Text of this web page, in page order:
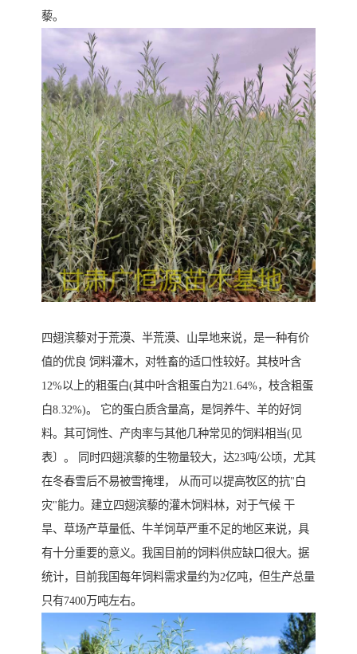
藜。
四翅滨藜对于荒漠、半荒漠、山旱地来说，是一种有价
值的优良 饲料灌木，对牲畜的适口性较好。其枝叶含
12%以上的粗蛋白(其中叶含粗蛋白为21.64%，枝含粗蛋
白8.32%)。 它的蛋白质含量高，是饲养牛、羊的好饲
料。其可饲性、产肉率与其他几种常见的饲料相当(见
表〕。 同时四翅滨藜的生物量较大，达23吨/公顷，尤其
在冬春雪后不易被雪掩埋， 从而可以提高牧区的抗"白
灾"能力。建立四翅滨藜的灌木饲料林，对于气候 干
旱、草场产草量低、牛羊饲草严重不足的地区来说，具
有十分重要的意义。我国目前的饲料供应缺口很大。据
统计，目前我国每年饲料需求量约为2亿吨，但生产总量
只有7400万吨左右。